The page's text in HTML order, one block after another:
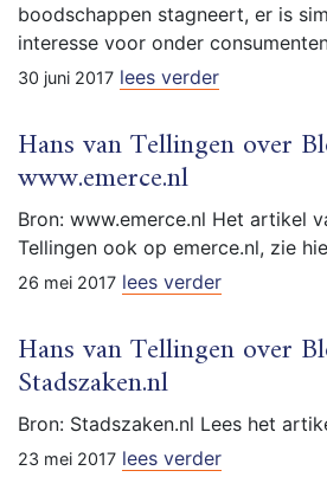
boodschappen stagneert, er is
interesse voor onder
30 juni 2017 lees verder
Hans van Tellingen over
www.emerce.nl
Bron: www.emerce.nl Het artikel
Tellingen ook op emerce.nl, zie
26 mei 2017 lees verder
Hans van Tellingen over
Stadszaken.nl
Bron: Stadszaken.nl Lees het
23 mei 2017 lees verder